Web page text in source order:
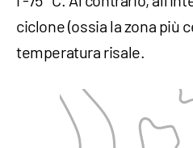
ciclone (ossia la zona più
temperatura risale.